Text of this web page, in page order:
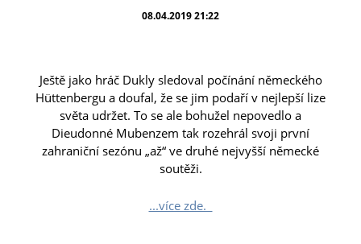
08.04.2019 21:22
Ještě jako hráč Dukly sledoval počínání německého
Hüttenbergu a doufal, že se jim podaří v nejlepší lize
světa udržet. To se ale bohužel nepovedlo a
Dieudonné Mubenzem tak rozehrál svoji první
zahraniční sezónu „až“ ve druhé nejvyšší německé
soutěži.
...více zde.